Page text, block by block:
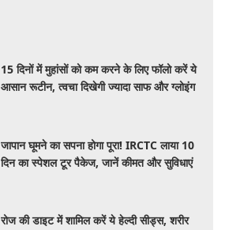
15 दिनों में मुहांसों को कम करने के लिए फॉलो करें ये
आसान रूटीन, त्वचा दिखेगी ज्यादा साफ और ग्लोइंग
जापान घूमने का सपना होगा पूरा! IRCTC लाया 10
दिन का स्पेशल टूर पैकेज, जानें कीमत और सुविधाएं
रोज की डाइट में शामिल करें ये हेल्दी सीड्स, शरीर